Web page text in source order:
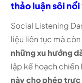
thảo luận sôi
Social Listening
liệu liên tục mà còn
những xu hướng
lập kế hoạch
này cho phép trực